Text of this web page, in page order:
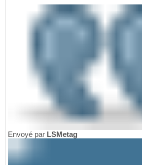
Envoyé par LSMetag